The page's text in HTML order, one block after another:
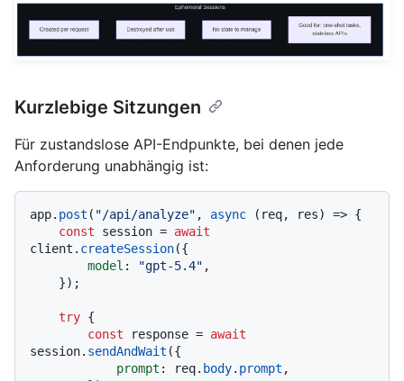
Kurzlebige Sitzungen
Für zustandslose API-Endpunkte, bei denen jede
Anforderung unabhängig ist:
app. post ( "/api/analyze" , async (req, res) => {
const session = await
client. createSession({
model : "gpt-5.4" ,
try {
const response = await
session. sendAndWait ({
prompt : req. body. prompt ,